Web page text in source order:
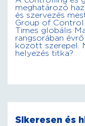
meghatározó
és szervezés
Group of
Times globális
rangsorában
között szerepel.
helyezés titka?
Sikeresen és